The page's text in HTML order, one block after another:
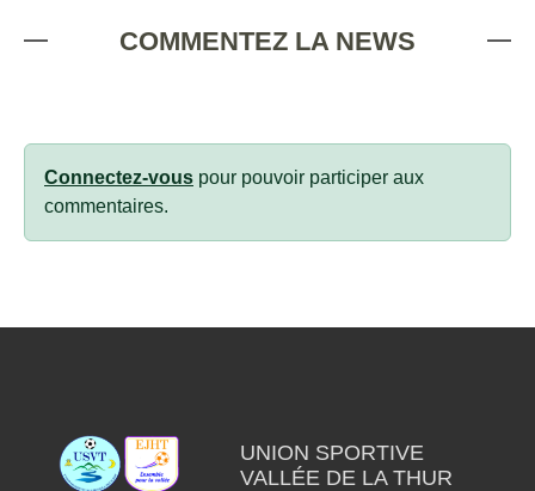
COMMENTEZ LA NEWS
Connectez-vous pour pouvoir participer aux
commentaires.
UNION SPORTIVE
VALLÉE DE LA THUR